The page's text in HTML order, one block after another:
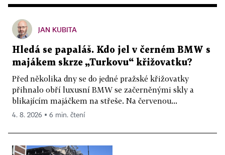
JAN KUBITA
Hledá se papaláš. Kdo jel v černém BMW s
majákem skrze „Turkovu“ křižovatku?
Před několika dny se do jedné pražské křižovatky
přihnalo obří luxusní BMW se začerněnými skly a
blikajícím majáčkem na střeše. Na červenou...
4. 8. 2026 ▪ 6 min. čtení